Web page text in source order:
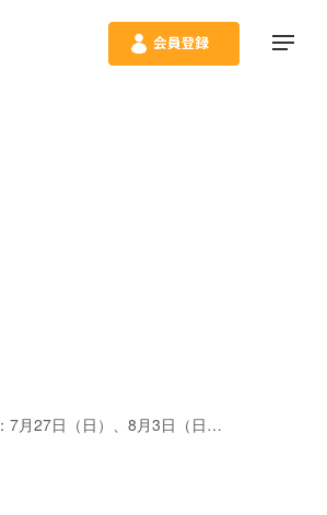
2025/07/26(土) ～ 2025/08/24(日) 開催日は長野県の郷土料理五平餅：7月26日（土）、8月2日（土）・16日（土）・23日（土）。焚火でパン焼き：7月27日（日）、8月3日（日）・17日（日）・24日（日）。